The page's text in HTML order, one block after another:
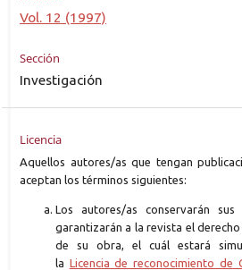
Vol. 12 (1997)
Sección
Investigación
Licencia
Aquellos autores/as que tengan
aceptan los términos siguientes:
Los autores/as conservarán
garantizarán a la revista el
de su obra, el cuál estará
la Licencia de reconocimiento de